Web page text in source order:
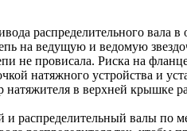
распределительного вала
на ведущую и ведомую
не провисала. Риска на
натяжного устройства и
натяжителя в верхней крышке
и распределительный валы по